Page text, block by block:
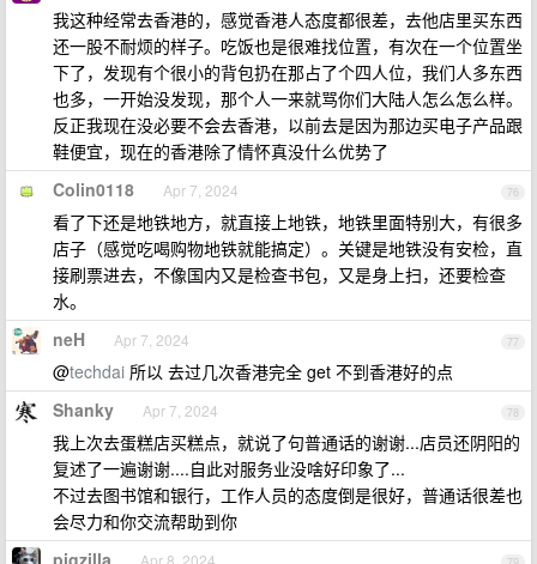
我这种经常去香港的，感觉香港人态度都很差，去他店里买东西
还一股不耐烦的样子。吃饭也是很难找位置，有次在一个位置坐
下了，发现有个很小的背包扔在那占了个四人位，我们人多东西
也多，一开始没发现，那个人一来就骂你们大陆人怎么怎么样。
反正我现在没必要不会去香港，以前去是因为那边买电子产品跟
鞋便宜，现在的香港除了情怀真没什么优势了
76
Colin0118 Apr 7, 2024
看了下还是地铁地方，就直接上地铁，地铁里面特别大，有很多
店子（感觉吃喝购物地铁就能搞定）。关键是地铁没有安检，直
接刷票进去，不像国内又是检查书包，又是身上扫，还要检查
水。
77
neH Apr 7, 2024
@techdai 所以 去过几次香港完全 get 不到香港好的点
78
Shanky Apr 7, 2024
我上次去蛋糕店买糕点，就说了句普通话的谢谢...店员还阴阳的
复述了一遍谢谢....自此对服务业没啥好印象了...
不过去图书馆和银行，工作人员的态度倒是很好，普通话很差也
会尽力和你交流帮助到你
pigzilla Apr 8, 2024